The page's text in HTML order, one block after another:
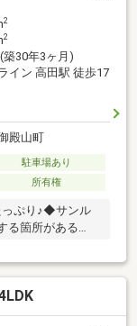
2
2
築30年3ヶ月)
イン 高田駅 徒歩17
殿山町
駐車場あり
所有権
っぷり♪◆サンル
る箇所がある